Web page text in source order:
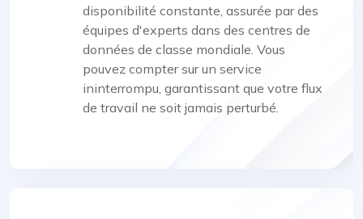
disponibilité constante, assurée par des
équipes d'experts dans des centres de
données de classe mondiale. Vous
pouvez compter sur un service
ininterrompu, garantissant que votre flux
de travail ne soit jamais perturbé.